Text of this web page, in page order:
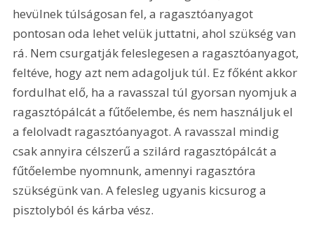
hevülnek túlságosan fel, a ragasztóanyagot
pontosan oda lehet velük juttatni, ahol szükség van
rá. Nem csurgatják feleslegesen a ragasztóanyagot,
feltéve, hogy azt nem adagoljuk túl. Ez főként akkor
fordulhat elő, ha a ravasszal túl gyorsan nyomjuk a
ragasztópálcát a fűtőelembe, és nem használjuk el
a felolvadt ragasztóanyagot. A ravasszal mindig
csak annyira célszerű a szilárd ragasztópálcát a
fűtőelembe nyomnunk, amennyi ragasztóra
szükségünk van. A felesleg ugyanis kicsurog a
pisztolyból és kárba vész.